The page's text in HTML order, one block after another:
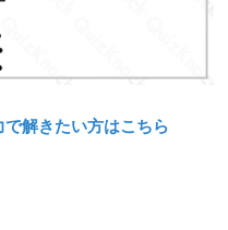
で解きたい方はこちら